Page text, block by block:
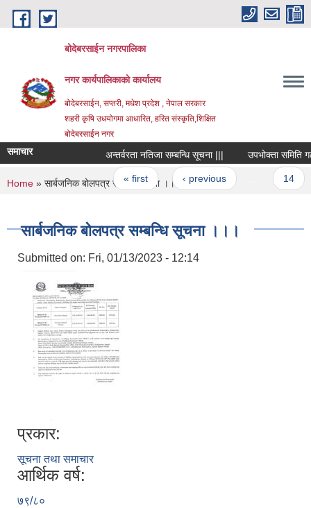
Skip to main content
बोदेबरसाईन नगरपालिका
नगर कार्यपालिकाको कार्यालय
बोदेबरसाईन, सप्तरी, मधेश प्रदेश , नेपाल सरकार
शहरी कृषि उधयोगमा आधारित, हरित संस्कृति,शिक्षित
बोदेबरसाईन नगर
समाचार अन्तर्वरता नतिजा सम्बन्धि सूचना ||| उपभोक्ता समिति
Pages
« first ‹ previous
You are here
Home » सार्बजनिक बोलपत्र सम्बन्धि सूचना ।।।
सार्बजनिक बोलपत्र सम्बन्धि सूचना ।।।
Submitted on: Fri, 01/13/2023 - 12:14
प्रकार:
सूचना तथा समाचार
आर्थिक वर्ष:
७९/८०